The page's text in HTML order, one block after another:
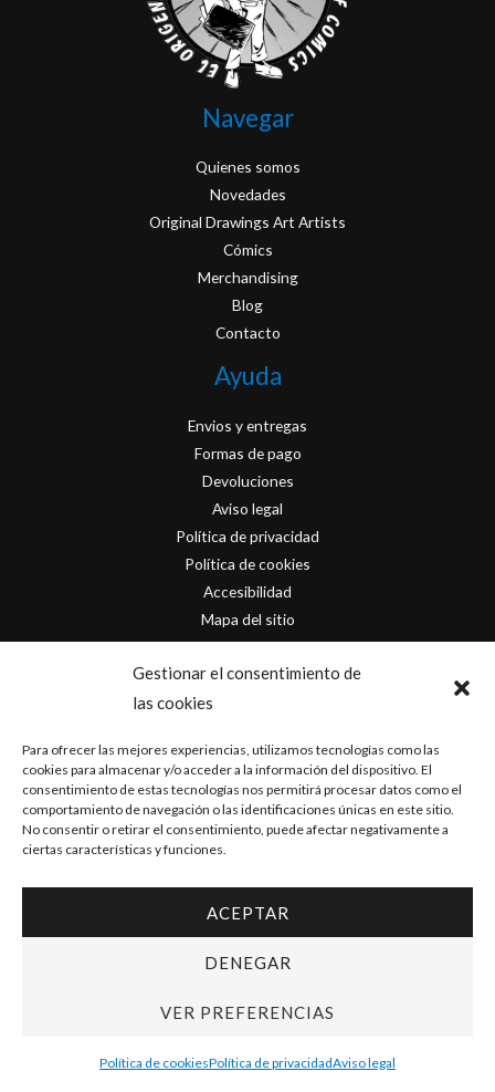
Gestionar el consentimiento de
las cookies
Para ofrecer las mejores experiencias, utilizamos tecnologías como las
cookies para almacenar y/o acceder a la información del dispositivo. El
consentimiento de estas tecnologías nos permitirá procesar datos como el
comportamiento de navegación o las identificaciones únicas en este sitio.
No consentir o retirar el consentimiento, puede afectar negativamente a
ciertas características y funciones.
ACEPTAR
DENEGAR
VER PREFERENCIAS
Política de cookiesPolítica de privacidadAviso legal
Navegar
Quienes somos
Novedades
Original Drawings Art Artists
Cómics
Merchandising
Blog
Contacto
Ayuda
Envios y entregas
Formas de pago
Devoluciones
Aviso legal
Política de privacidad
Política de cookies
Accesibilidad
Mapa del sitio
Contacto
info@originofcomics.com
Facebook
Instagram